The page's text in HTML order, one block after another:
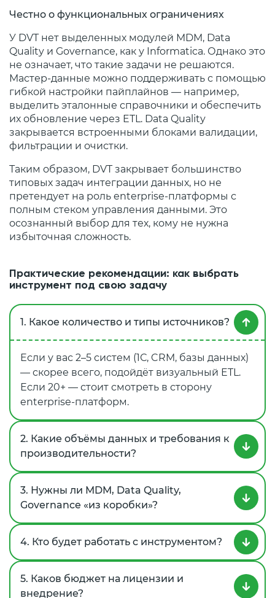
Честно о функциональных ограничениях
У DVT нет выделенных модулей MDM, Data
Quality и Governance, как у Informatica. Однако это
не означает, что такие задачи не решаются.
Мастер‑данные можно поддерживать с помощью
гибкой настройки пайплайнов — например,
выделить эталонные справочники и обеспечить
их обновление через ETL. Data Quality
закрывается встроенными блоками валидации,
фильтрации и очистки.
Таким образом, DVT закрывает большинство
типовых задач интеграции данных, но не
претендует на роль enterprise‑платформы с
полным стеком управления данными. Это
осознанный выбор для тех, кому не нужна
избыточная сложность.
Практические рекомендации: как выбрать
инструмент под свою задачу
1. Какое количество и типы источников?
Если у вас 2–5 систем (1С, CRM, базы данных)
— скорее всего, подойдёт визуальный ETL.
Если 20+ — стоит смотреть в сторону
enterprise‑платформ.
2. Какие объёмы данных и требования к
производительности?
3. Нужны ли MDM, Data Quality,
Governance «из коробки»?
4. Кто будет работать с инструментом?
5. Каков бюджет на лицензии и
внедрение?